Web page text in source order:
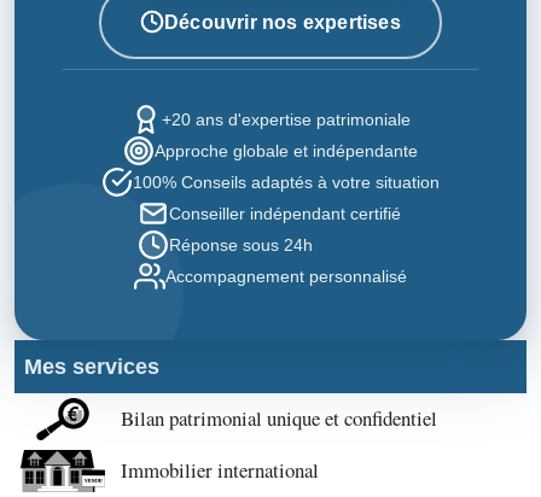
Découvrir nos expertises
+20 ans d'expertise patrimoniale
Approche globale et indépendante
100% Conseils adaptés à votre situation
Conseiller indépendant certifié
Réponse sous 24h
Accompagnement personnalisé
Mes services
Bilan patrimonial unique et confidentiel
Immobilier international